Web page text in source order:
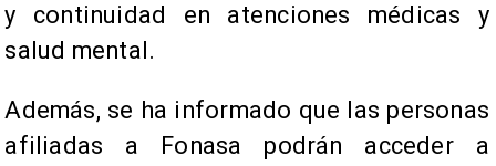
y continuidad en atenciones médicas y
salud mental.
Además, se ha informado que las personas
afiliadas a Fonasa podrán acceder a